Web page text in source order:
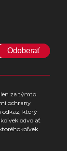
Odoberať
len za týmto
ochrany
odkaz, ktorý
odvolať